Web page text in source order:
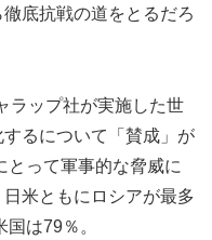
底抗戦の道をとるだろ
ラップ社が実施した世
るについて「賛成」が
とって軍事的な脅威に
米ともにロシアが最多
は79％。